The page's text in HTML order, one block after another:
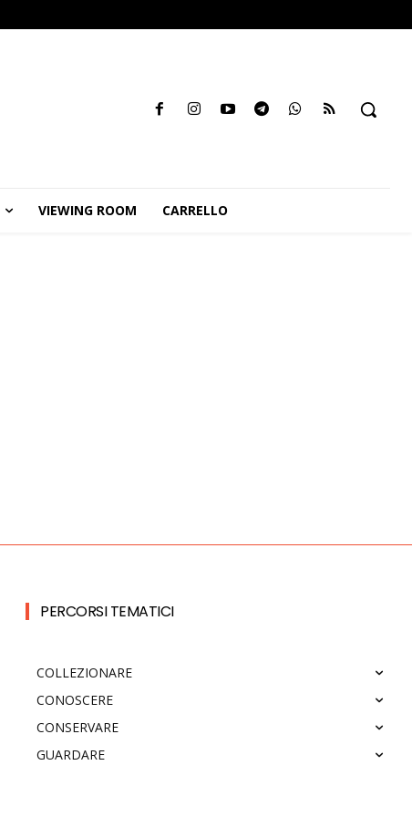
VIEWING ROOM CARRELLO
PERCORSI TEMATICI
COLLEZIONARE
CONOSCERE
CONSERVARE
GUARDARE